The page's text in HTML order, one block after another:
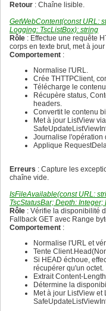
231
233
234
235
236
237
239
240
241
242
244
245
247
248
251
252
254
255
256
257
258
260
261
262
264
265
266
223
225
226
227
228
229
231
232
233
234
236
237
239
240
242
243
244
245
246
247
248
249
250
begin
    Exit;
  LangLock.Enter;
  try
Arr[0] :=
if Texts =
Texts :=
  finally
  end;
end;
{ Bloc
- Crée le
- Crée le
- Remplit les
}
initialization
LangLock :=
CurrentLang :=
Texts :=
InitDefaults;
{ Bloc de
- Libère les
- Important de
}
finalization
Texts.Free;
LangLock.Free;
215
217
218
219
220
221
223
224
225
226
228
229
231
232
234
235
237
238
239
240
241
242
243
244
245
247
248
249
Retour : Chaîne lisible.
GetWebContent(const URL:
Logging: TscListBox): string
Rôle : Effectue une requête
corps en texte brut, met à
Comportement :
Normalise l'URL.
Crée THTTPClient,
Télécharge le
Récupère status,
headers.
Convertit le contenu
Met à jour ListView
Journalise l'opération
Applique
Erreurs : Capture les
chaîne vide.
IsFileAvailable(const URL:
TscStatusBar; Depth:
Rôle : Vérifie la disponibilité
Fallback GET avec Range
Comportement :
Normalise l'URL et
Tente
Si HEAD échoue,
récupérer qu'un octet.
Extrait Content-
Détermine la
Met à jour ListView